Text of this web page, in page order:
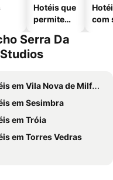
Hotéis que
permitem
com
Serra Da
em Vila Nova de Milfontes
em Sesimbra
em Tróia
em Torres Vedras